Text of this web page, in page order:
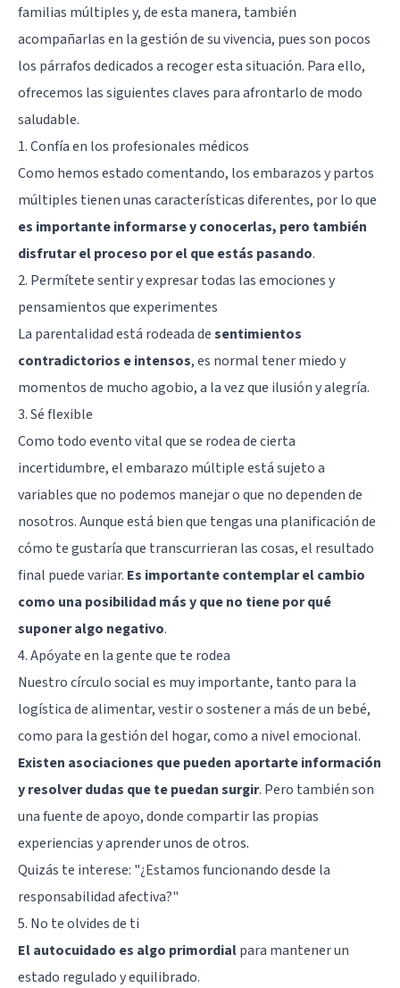
familias múltiples y, de esta manera, también
acompañarlas en la gestión de su vivencia, pues son pocos
los párrafos dedicados a recoger esta situación. Para ello,
ofrecemos las siguientes claves para afrontarlo de modo
saludable.
1. Confía en los profesionales médicos
Como hemos estado comentando, los embarazos y partos
múltiples tienen unas características diferentes, por lo que
es importante informarse y conocerlas, pero también
disfrutar el proceso por el que estás pasando.
2. Permítete sentir y expresar todas las emociones y
pensamientos que experimentes
La parentalidad está rodeada desentimientos
contradictorios e intensos, es normal tener miedo y
momentos de mucho agobio, a la vez que ilusión y alegría.
3. Sé flexible
Como todo evento vital que se rodea de cierta
incertidumbre, el embarazo múltiple está sujeto a
variables que no podemos manejar o que no dependen de
nosotros. Aunque está bien que tengas una planificación de
cómo te gustaría que transcurrieran las cosas, el resultado
final puede variar. Es importante contemplar el cambio
como una posibilidad más y que no tiene por qué
suponer algo negativo.
4. Apóyate en la gente que te rodea
Nuestro círculo social es muy importante, tanto para la
logística de alimentar, vestir o sostener a más de un bebé,
como para la gestión del hogar, como a nivel emocional.
Existen asociaciones que pueden aportarte información
y resolver dudas que te puedan surgir. Pero también son
una fuente de apoyo, donde compartir las propias
experiencias y aprender unos de otros.
Quizás te interese: "¿Estamos funcionando desde la
responsabilidad afectiva?"
5. No te olvides de ti
El autocuidado es algo primordialpara mantener un
estado regulado y equilibrado.